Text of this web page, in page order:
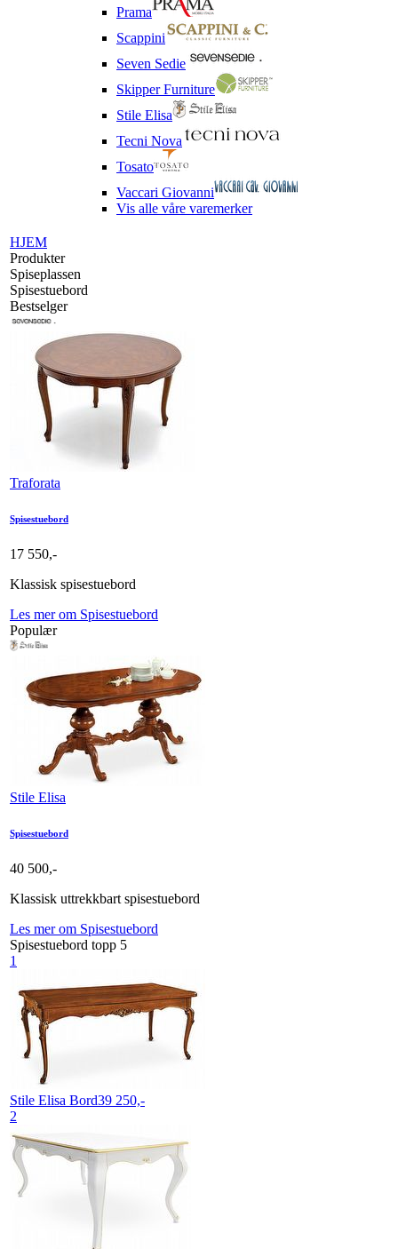
Prama
Scappini
Seven Sedie
Skipper Furniture
Stile Elisa
Tecni Nova
Tosato
Vaccari Giovanni
Vis alle våre varemerker
HJEM
Produkter
Spiseplassen
Spisestuebord
Bestselger
Traforata
Spisestuebord
17 550,-
Klassisk spisestuebord
Les mer om Spisestuebord
Populær
Stile Elisa
Spisestuebord
40 500,-
Klassisk uttrekkbart spisestuebord
Les mer om Spisestuebord
Spisestuebord topp 5
1
Stile Elisa Bord39 250,-
2